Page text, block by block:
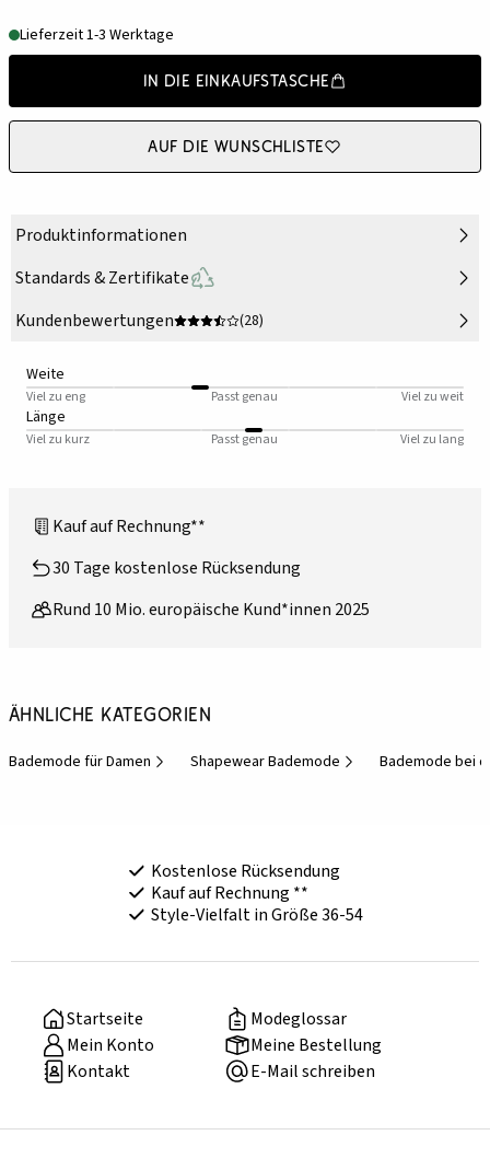
Lieferzeit 1-3 Werktage
In die Einkaufstasche
Auf die Wunschliste
Produktinformationen
Standards & Zertifikate
Kundenbewertungen
(28)
Weite
Viel zu eng Passt genau Viel zu weit
Länge
Viel zu kurz Passt genau Viel zu lang
Kauf auf Rechnung**
30 Tage kostenlose Rücksendung
Rund 10 Mio. europäische Kund*innen 2025
Ähnliche Kategorien
Bademode für Damen Shapewear Bademode Bademode bei
Kostenlose Rücksendung
Kauf auf Rechnung **
Style-Vielfalt in Größe 36-54
Startseite
Modeglossar
Mein Konto
Meine Bestellung
Kontakt
E-Mail schreiben